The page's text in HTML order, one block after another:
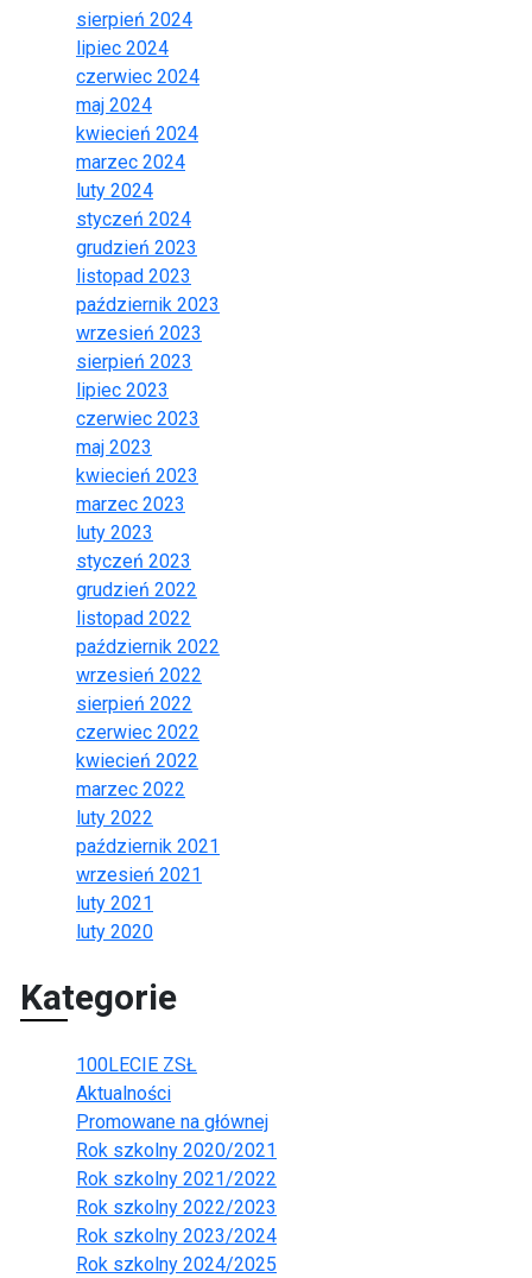
sierpień 2024
lipiec 2024
czerwiec 2024
maj 2024
kwiecień 2024
marzec 2024
luty 2024
styczeń 2024
grudzień 2023
listopad 2023
październik 2023
wrzesień 2023
sierpień 2023
lipiec 2023
czerwiec 2023
maj 2023
kwiecień 2023
marzec 2023
luty 2023
styczeń 2023
grudzień 2022
listopad 2022
październik 2022
wrzesień 2022
sierpień 2022
czerwiec 2022
kwiecień 2022
marzec 2022
luty 2022
październik 2021
wrzesień 2021
luty 2021
luty 2020
Kategorie
100LECIE ZSŁ
Aktualności
Promowane na głównej
Rok szkolny 2020/2021
Rok szkolny 2021/2022
Rok szkolny 2022/2023
Rok szkolny 2023/2024
Rok szkolny 2024/2025